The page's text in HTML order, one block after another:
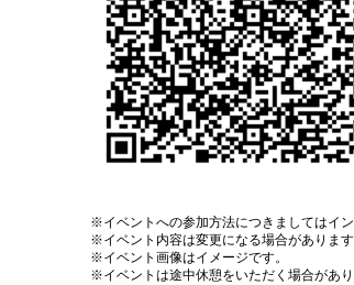
※イベントへの参加方法につきましてはイ
※イベント内容は変更になる場合があります
※イベント画像はイメージです。
※イベントは途中休憩をいただく場合があり